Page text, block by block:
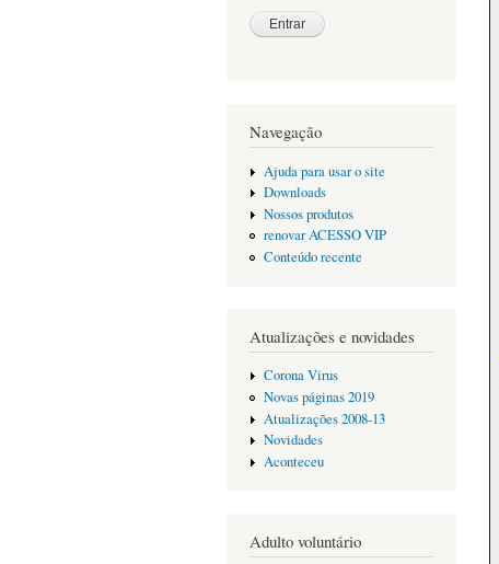
Navegação
Ajuda para usar o site
Downloads
Nossos produtos
renovar ACESSO VIP
Conteúdo recente
Atualizações e novidades
Corona Virus
Novas páginas 2019
Atualizações 2008-13
Novidades
Aconteceu
Adulto voluntário